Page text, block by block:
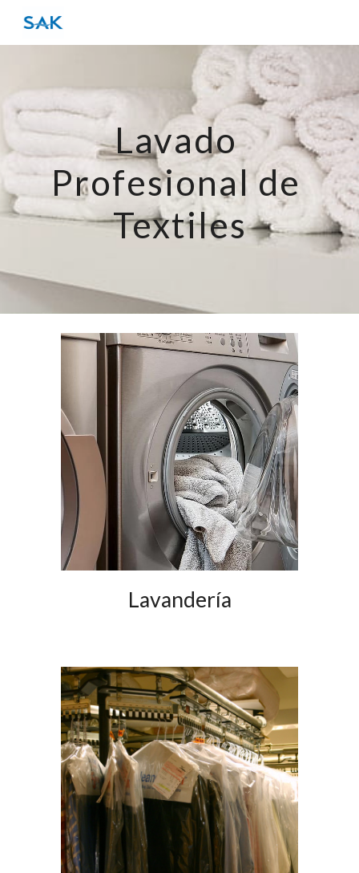
Skip to main content
Lavado
Profesional de
Textiles
Lavandería